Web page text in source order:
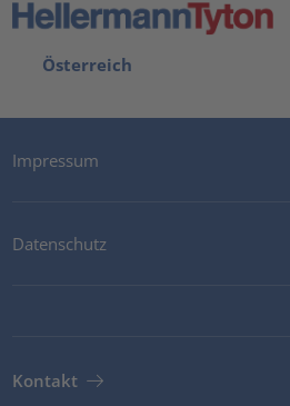
Österreich
Impressum
Datenschutz
Kontakt